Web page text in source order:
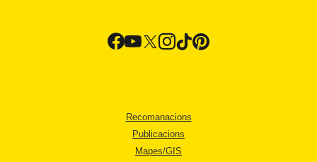
Recomanacions
Publicacions
Mapes/GIS